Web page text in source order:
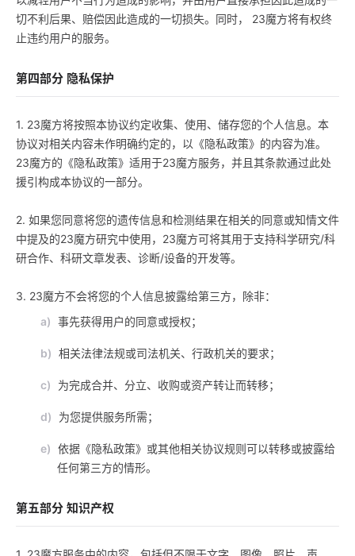
切不利后果、赔偿因此造成的一切损失。同时， 23魔方将有权终
止违约用户的服务。
第四部分 隐私保护
1. 23魔方将按照本协议约定收集、使用、储存您的个人信息。本
协议对相关内容未作明确约定的，以《隐私政策》的内容为准。
23魔方的《隐私政策》适用于23魔方服务，并且其条款通过此处
援引构成本协议的一部分。
2. 如果您同意将您的遗传信息和检测结果在相关的同意或知情文件
中提及的23魔方研究中使用，23魔方可将其用于支持科学研究/科
研合作、科研文章发表、诊断/设备的开发等。
3. 23魔方不会将您的个人信息披露给第三方，除非：
a) 事先获得用户的同意或授权；
b) 相关法律法规或司法机关、行政机关的要求；
c) 为完成合并、分立、收购或资产转让而转移；
d) 为您提供服务所需；
e) 依据《隐私政策》或其他相关协议规则可以转移或披露给
任何第三方的情形。
第五部分 知识产权